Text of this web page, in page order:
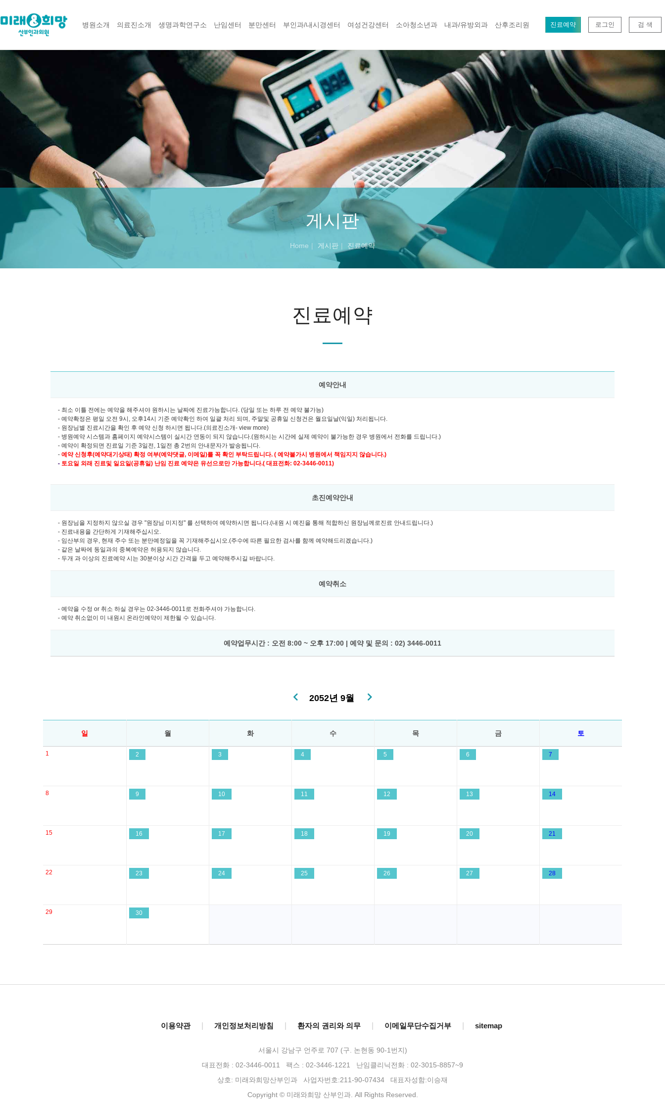
병원소개 의료진소개 생명과학연구소 난임센터 분만센터 부인과/내시경센터 여성건강센터 소아청소년과 내과/유방외과 산후조리원 진료예약 로그인 검 색
게시판
Home 게시판 진료예약
진료예약
예약안내
- 최소 이틀 전에는 예약을 해주셔야 원하시는 날짜에 진료가능합니다. (당일 또는 하루 전 예약 불가능)
- 예약확정은 평일 오전 9시, 오후14시 기준 예약확인 하여 일괄 처리 되며, 주말및 공휴일 신청건은 월요일날(익일) 처리됩니다.
- 원장님별 진료시간을 확인 후 예약 신청 하시면 됩니다.(의료진소개- view more)
- 병원예약 시스템과 홈페이지 예약시스템이 실시간 연동이 되지 않습니다.(원하시는 시간에 실제 예약이 불가능한 경우 병원에서 전화를 드립니다.)
- 예약이 확정되면 진료일 기준 3일전, 1일전 총 2번의 안내문자가 발송됩니다.
- 예약 신청후(예약대기상태) 확정 여부(예약댓글, 이메일)를 꼭 확인 부탁드립니다. ( 예약불가시 병원에서 책임지지 않습니다.)
- 토요일 외래 진료및 일요일(공휴일) 난임 진료 예약은 유선으로만 가능합니다.( 대표전화: 02-3446-0011)
초진예약안내
- 원장님을 지정하지 않으실 경우 "원장님 미지정" 를 선택하여 예약하시면 됩니다.(내원 시 예진을 통해 적합하신 원장님께로진료 안내드립니다.)
- 진료내용을 간단하게 기재해주십시오.
- 임산부의 경우, 현재 주수 또는 분만예정일을 꼭 기재해주십시오.(주수에 따른 필요한 검사를 함께 예약해드리겠습니다.)
- 같은 날짜에 동일과의 중복예약은 허용되지 않습니다.
- 두개 과 이상의 진료예약 시는 30분이상 시간 간격을 두고 예약해주시길 바랍니다.
예약취소
- 예약을 수정 or 취소 하실 경우는 02-3446-0011로 전화주셔야 가능합니다.
- 예약 취소없이 미 내원시 온라인예약이 제한될 수 있습니다.
예약업무시간 : 오전 8:00 ~ 오후 17:00 | 예약 및 문의 : 02) 3446-0011
2052년 9월
일 월 화 수 목 금 토
1 2 3 4 5 6 7
8 9 10 11 12 13 14
15 16 17 18 19 20 21
22 23 24 25 26 27 28
29 30
이용약관 개인정보처리방침 환자의 권리와 의무 이메일무단수집거부 sitemap
서울시 강남구 언주로 707 (구. 논현동 90-1번지)
대표전화 : 02-3446-0011 팩스 : 02-3446-1221 난임클리닉전화 : 02-3015-8857~9
상호: 미래와희망산부인과 사업자번호:211-90-07434 대표자성함:이승재
Copyright © 미래와희망 산부인과. All Rights Reserved.